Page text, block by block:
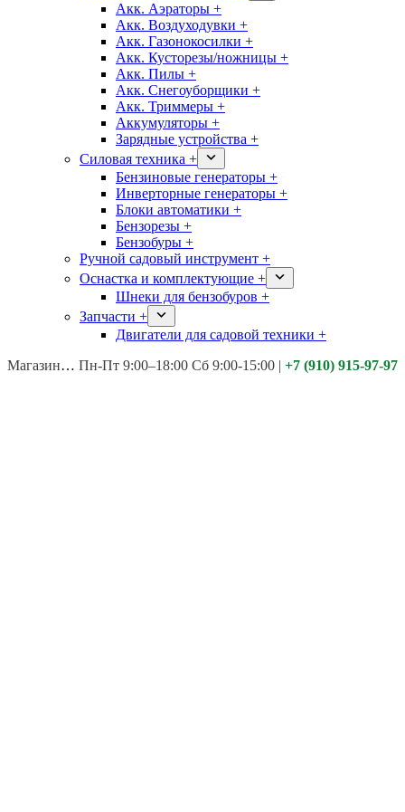
Акк. Аэраторы +
Акк. Воздуходувки +
Акк. Газонокосилки +
Акк. Кусторезы/ножницы +
Акк. Пилы +
Акк. Снегоуборщики +
Акк. Триммеры +
Аккумуляторы +
Зарядные устройства +
Силовая техника +
Бензиновые генераторы +
Инверторные генераторы +
Блоки автоматики +
Бензорезы +
Бензобуры +
Ручной садовый инструмент +
Оснастка и комплектующие +
Шнеки для бензобуров +
Запчасти +
Двигатели для садовой техники +
Магазины: Калуга ул. Московская д.113
Пн-Пт 9:00–18:00 Сб 9:00-15:00 | +7 (910) 915-97-97